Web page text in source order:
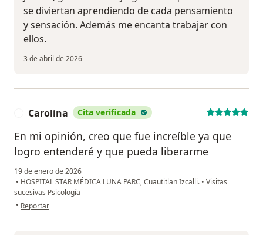
se diviertan aprendiendo de cada pensamiento
y sensación. Además me encanta trabajar con
ellos.
3 de abril de 2026
Carolina Cita verificada
En mi opinión, creo que fue increíble ya que
logro entenderé y que pueda liberarme
19 de enero de 2026
• HOSPITAL STAR MÉDICA LUNA PARC, Cuautitlan Izcalli. • Visitas
sucesivas Psicología
• en opinión del usuario Carolina
Reportar